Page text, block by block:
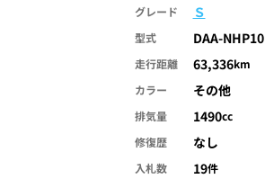
グレード
Ｓ
型式 DAA-NHP10
走行距離 63,336km
カラー
その他
排気量 1490cc
修復歴
なし
入札数 19件